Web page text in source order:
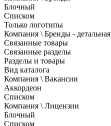
Блочный
Списком
Только логотипы
Компания \ Бренды - детальная
Связанные товары
Связанные разделы
Разделы и товары
Вид каталога
Компания \ Вакансии
Аккордеон
Списком
Компания \ Лицензии
Блочный
Списком